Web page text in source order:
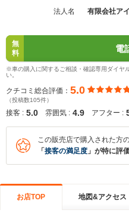
法人名
有限会社ア
無
料
電
※車の購入に関するご相談・確認専用ダイヤ
い。
クチコミ総合評価： 5.0
（投稿数105件）
接客 : 5.0 雰囲気 : 4.9 アフター :
この販売店で購入された方
「 接客の満足度 」が特に評
お店TOP 地図&アクセス